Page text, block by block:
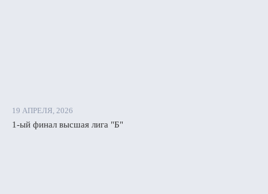
19 АПРЕЛЯ, 2026
1-ый финал высшая лига "Б"